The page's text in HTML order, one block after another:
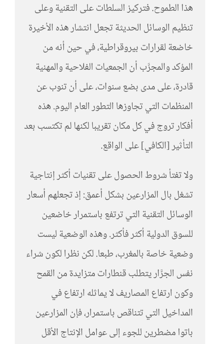
هذا الطموح. فتركيز السلطات على التقنية وعلى
تنظيم الوسائل الحديثة تجعل انتشار هذه الأخيرة
خاضعة لقرارات بيروقراطية، في حين أنه من
المؤكد والمجرَّب أن الجمعيات الفلاحية والمهنية
قادرة، على مدى بضع سنوات، على أن تنوب عن
المنظمات التي تجاوزها التطور العام اليوم. هذه
أفكار تروج في كل مكان تقريبا لكنها لم تكتسب بعد
التأثير [الكافي] على الواقع.
ولا تفتأ شروط الحصول على تقنيات أكثر إنتاجية
تشغل بال المزارعين بشكل أعمق: إذ تجعلهم أسعار
الوسائل التقنية التي ترتفع باستمرار خاضعين
للسوق الدولية أكثر فأكثر. وهذه الوضعية ليست
وضعية خاصة بالمغرب، طبعا. لكن نظرا لكون شراء
نفس الجرَّار يتطلب قنطارات متزايدة من القمح
وكون ارتفاع المصاريف لا يماثله ارتفاع في
المداخيل التي تتناقص باستمرار، فإن المزارعين
باتوا مضطرين للجوء إلى عوامل الإنتاج الأقل